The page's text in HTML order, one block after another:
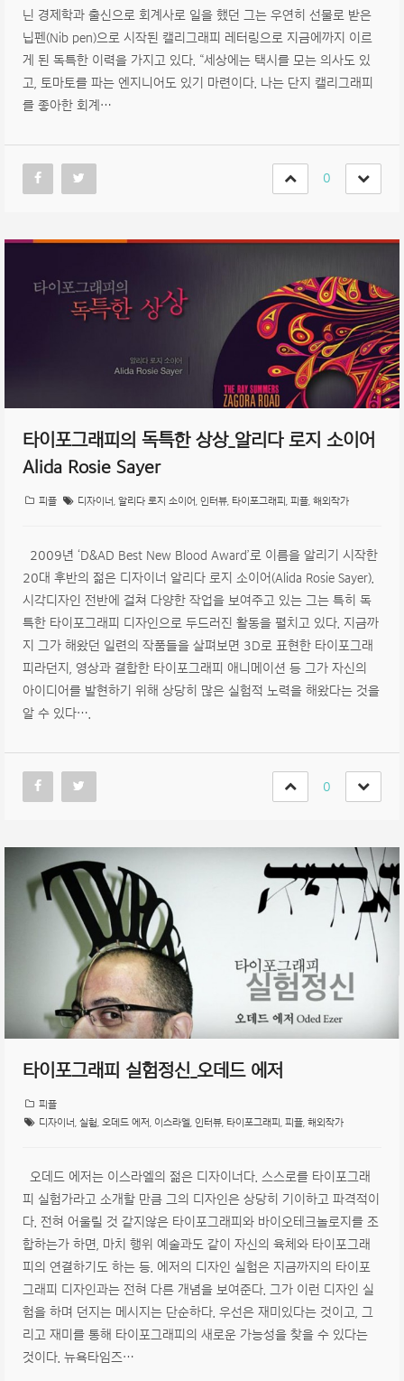
닌 경제학과 출신으로 회계사로 일을 했던 그는 우연히 선물로 받은
닙펜(Nib pen)으로 시작된 캘리그래피 레터링으로 지금에까지 이르
게 된 독특한 이력을 가지고 있다. “세상에는 택시를 모는 의사도 있
고, 토마토를 파는 엔지니어도 있기 마련이다. 나는 단지 캘리그래피
를 좋아한 회계…
0
타이포그래피의 독특한 상상_알리다 로지 소이어
Alida Rosie Sayer
피플 디자이너 알리다 로지 소이어 인터뷰 타이포그래피 피플 해외작가
2009년 ‘D&AD Best New Blood Award’로 이름을 알리기 시작한
20대 후반의 젊은 디자이너 알리다 로지 소이어(Alida Rosie Sayer).
시각디자인 전반에 걸쳐 다양한 작업을 보여주고 있는 그는 특히 독
특한 타이포그래피 디자인으로 두드러진 활동을 펼치고 있다. 지금까
지 그가 해왔던 일련의 작품들을 살펴보면 3D로 표현한 타이포그래
피라던지, 영상과 결합한 타이포그래피 애니메이션 등 그가 자신의
아이디어를 발현하기 위해 상당히 많은 실험적 노력을 해왔다는 것을
알 수 있다….
0
타이포그래피 실험정신_오데드 에저
피플
디자이너
실험 오데드 에저 이스라엘 인터뷰 타이포그래피 피플 해외작가
오데드 에저는 이스라엘의 젊은 디자이너다. 스스로를 타이포그래
피 실험가라고 소개할 만큼 그의 디자인은 상당히 기이하고 파격적이
다. 전혀 어울릴 것 같지않은 타이포그래피와 바이오테크놀로지를 조
합하는가 하면, 마치 행위 예술과도 같이 자신의 육체와 타이포그래
피의 연결하기도 하는 등. 에저의 디자인 실험은 지금까지의 타이포
그래피 디자인과는 전혀 다른 개념을 보여준다. 그가 이런 디자인 실
험을 하며 던지는 메시지는 단순하다. 우선은 재미있다는 것이고, 그
리고 재미를 통해 타이포그래피의 새로운 가능성을 찾을 수 있다는
것이다. 뉴욕타임즈…